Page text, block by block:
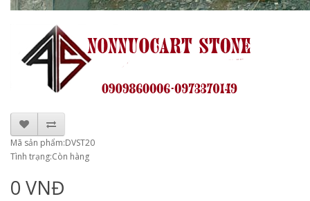
Mã sản phẩm:DVST20
Tình trạng:Còn hàng
0 VNĐ